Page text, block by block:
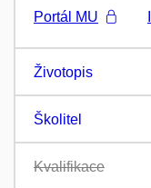
Portál MU
Životopis
Školitel
Kvalifikace